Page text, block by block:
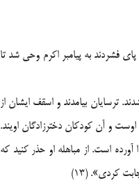
فشردند به پيامبر اكرم وحى شد تا
ترسايان بيامدند و اسقف ايشان از
و آن كودكان دخترزادگان اويند.
است. از مباهله او حذر كنيد كه
كردى‌». (13)